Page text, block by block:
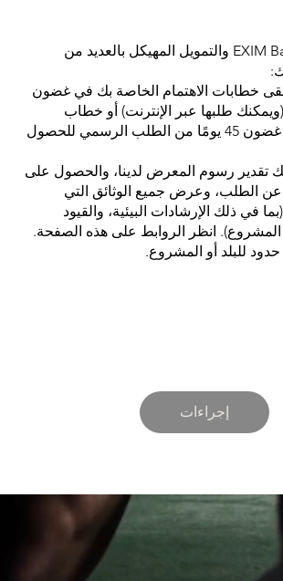
إجراءات
يتمتع مشروع EXIM Bank والتمويل المهيكل بالعديد من
خطابات الاهتمام الخاصة بك في غضون
طلبها عبر الإنترنت) أو خطاب
مشروع أولي في غضون 45 يومًا من الطلب الرسمي للحصول
تقدير رسوم المعرض لدينا، والحصول على
الطلب، وعرض جميع الوثائق التي
نشرها بنك EXIM (بما في ذلك الإرشادات البيئية، والقيود
المشروع). انظر الروابط على هذه الصفحة.
حدود للبلد أو المشروع.